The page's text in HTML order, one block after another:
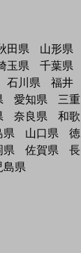
田県
山形県
玉県
千葉県
石川県
福井
愛知県
三重
奈良県
和歌
県 山口県
徳
県 佐賀県
長
島県